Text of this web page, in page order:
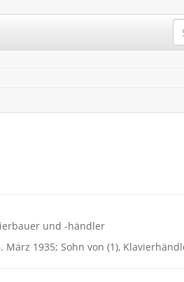
und -händler
1935; Sohn von (1),